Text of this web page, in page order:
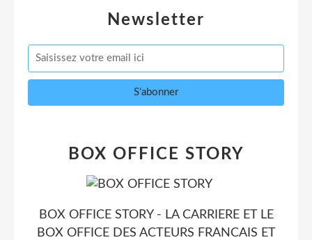
Newsletter
BOX OFFICE STORY
BOX OFFICE STORY - LA CARRIERE ET LE
BOX OFFICE DES ACTEURS FRANCAIS ET